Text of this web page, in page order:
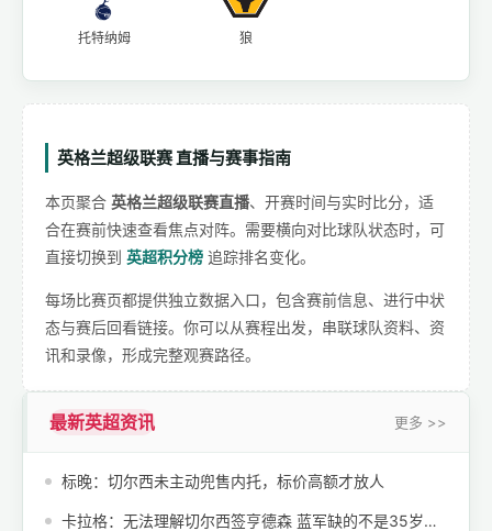
托特纳姆 狼
英格兰超级联赛 直播与赛事指南
本页聚合 英格兰超级联赛直播、开赛时间与实时比分，适
合在赛前快速查看焦点对阵。需要横向对比球队状态时，可
直接切换到 英超积分榜 追踪排名变化。
每场比赛页都提供独立数据入口，包含赛前信息、进行中状
态与赛后回看链接。你可以从赛程出发，串联球队资料、资
讯和录像，形成完整观赛路径。
最新英超资讯 更多 >>
标晚：切尔西未主动兜售内托，标价高额才放人
卡拉格：无法理解切尔西签亨德森 蓝军缺的不是35岁老将